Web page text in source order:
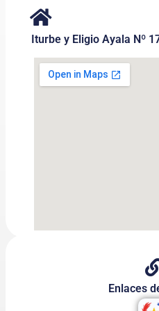
Iturbe y Eligio Ayala Nº
Enlaces